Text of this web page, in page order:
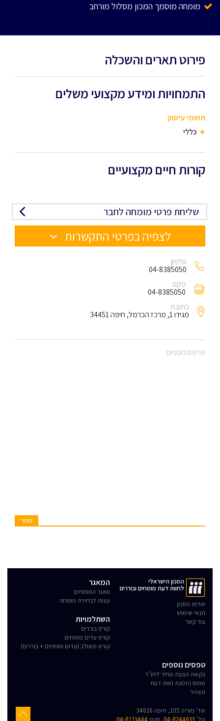
מומחה מוסמך המכון מסלול מורחב
פירוט תארים והשכלה
התמחויות ומידע מקצועי משלים
תחומי עיסוק
כללי
קורות חיים מקצועיים
שליחת פרטי מומחה לחבר
לצפיה בפרטי התקשרות
טלפון
04-8385050
פקס
04-8385050
כתובת
מגידו 1, מרכז הכרמל, חיפה 34451
פרטים נוספים
סגור
המכון הישראלי
לחוות דעת מומחים ובוררים
אודות המכון
תנאי שימוש
צור קשר
המאגר
מאגר המומחים
עצות לבחירת מומחה
השתלמויות
קורס בוררים
קורס עדים מומחים
קורס משולב (עדים מומחים + בוררים)
טפסים נוספים
בקשת הצעת מחיר לחו"ד
טופס הזמנת חוות דעת
תצהיר
שד' מוריה 105, חיפה 34616
טל' 04-8244633 ,פקס 04-8113444